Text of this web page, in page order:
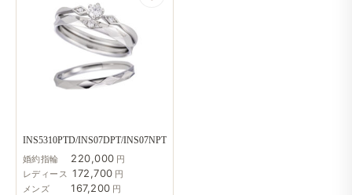
INS5310PTD/INS07DPT/INS07NPT
婚約指輪
220,000 円
レディース 172,700 円
メンズ
167,200 円